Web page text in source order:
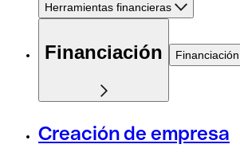
Herramientas financieras
Financiación Financiación
Creación de empresa